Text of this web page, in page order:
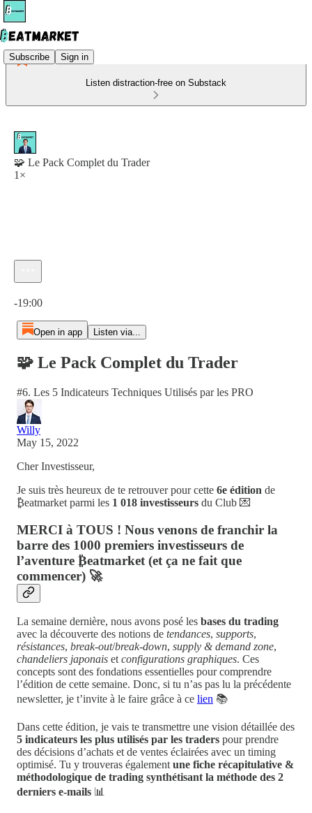
Subscribe Sign in
Listen distraction-free on Substack
🧩 Le Pack Complet du Trader
1×
-19:00
Open in app Listen via...
🧩 Le Pack Complet du Trader
#6. Les 5 Indicateurs Techniques Utilisés par les PRO
Willy
May 15, 2022
Cher Investisseur,
Je suis très heureux de te retrouver pour cette 6e édition de
₿eatmarket parmi les 1 018 investisseurs du Club 💌
MERCI à TOUS ! Nous venons de franchir la
barre des 1000 premiers investisseurs de
l’aventure ₿eatmarket (et ça ne fait que
commencer) 🚀
La semaine dernière, nous avons posé les bases du trading
avec la découverte des notions de tendances, supports,
résistances, break-out/break-down, supply & demand zone,
chandeliers japonais et configurations graphiques. Ces
concepts sont des fondations essentielles pour comprendre
l’édition de cette semaine. Donc, si tu n’as pas lu la précédente
newsletter, je t’invite à le faire grâce à ce lien 📚
Dans cette édition, je vais te transmettre une vision détaillée des
5 indicateurs les plus utilisés par les traders pour prendre
des décisions d’achats et de ventes éclairées avec un timing
optimisé. Tu y trouveras également une fiche récapitulative &
méthodologique de trading synthétisant la méthode des 2
derniers e-mails 📊